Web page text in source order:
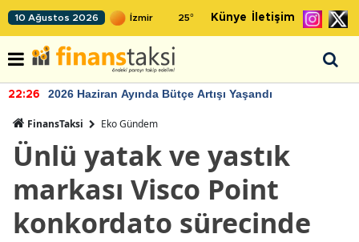
10 Ağustos 2026 25° Künye İletişim
22:26 2026 Haziran Ayında Bütçe Artışı Yaşandı
FinansTaksi Eko Gündem
Ünlü yatak ve yastık
markası Visco Point
konkordato sürecinde